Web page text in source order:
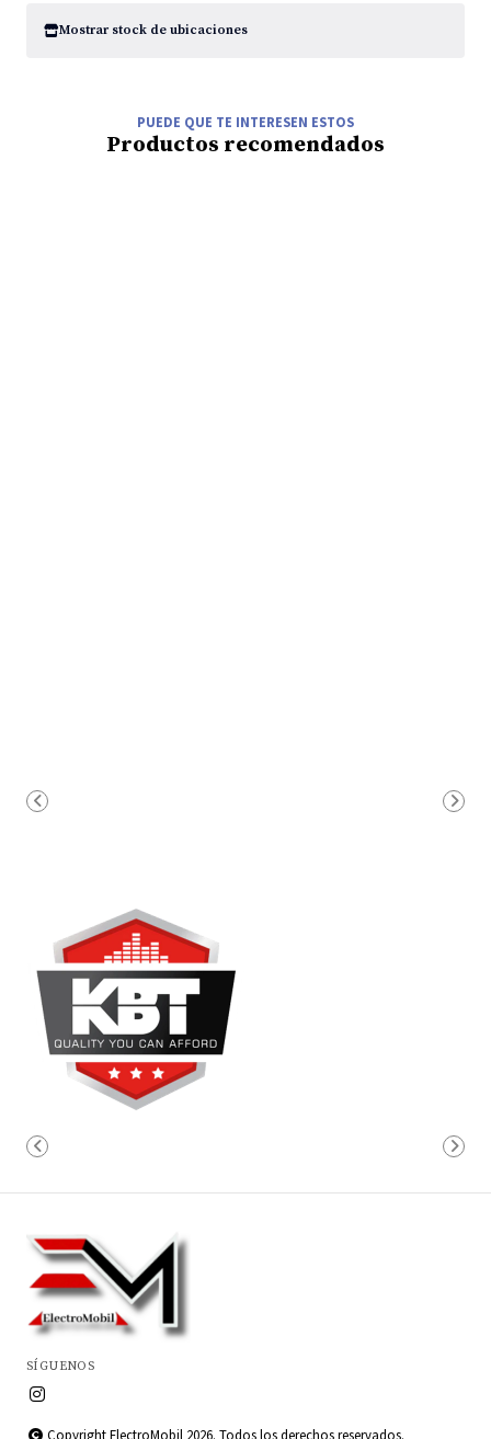
Mostrar stock de ubicaciones
PUEDE QUE TE INTERESEN ESTOS
Productos recomendados
SÍGUENOS
Copyright ElectroMobil 2026. Todos los derechos reservados.